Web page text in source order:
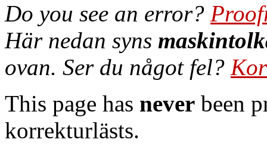
Do you see an error?
Här nedan syns
ovan. Ser du något fel?
This page has never been
korrekturlästs.